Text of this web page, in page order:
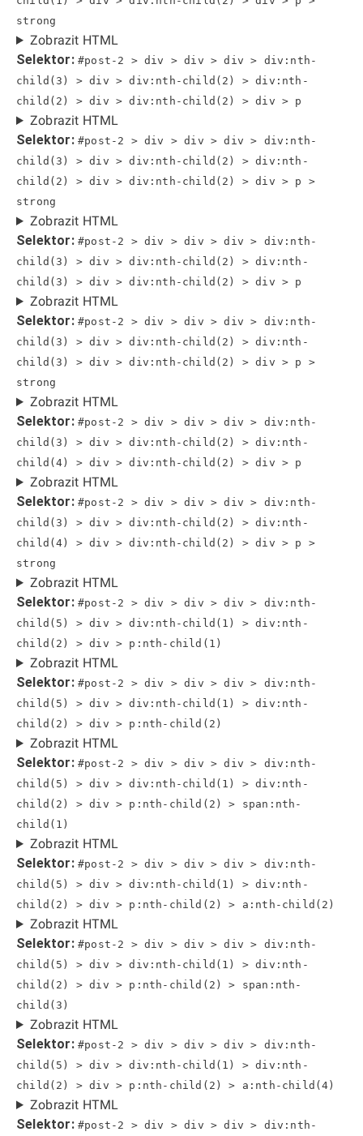
strong
Zobrazit HTML
Selektor: #post-2 > div > div > div > div:nth-
child(3) > div > div:nth-child(2) > div:nth-
child(2) > div > div:nth-child(2) > div > p
Zobrazit HTML
Selektor: #post-2 > div > div > div > div:nth-
child(3) > div > div:nth-child(2) > div:nth-
child(2) > div > div:nth-child(2) > div > p >
strong
Zobrazit HTML
Selektor: #post-2 > div > div > div > div:nth-
child(3) > div > div:nth-child(2) > div:nth-
child(3) > div > div:nth-child(2) > div > p
Zobrazit HTML
Selektor: #post-2 > div > div > div > div:nth-
child(3) > div > div:nth-child(2) > div:nth-
child(3) > div > div:nth-child(2) > div > p >
strong
Zobrazit HTML
Selektor: #post-2 > div > div > div > div:nth-
child(3) > div > div:nth-child(2) > div:nth-
child(4) > div > div:nth-child(2) > div > p
Zobrazit HTML
Selektor: #post-2 > div > div > div > div:nth-
child(3) > div > div:nth-child(2) > div:nth-
child(4) > div > div:nth-child(2) > div > p >
strong
Zobrazit HTML
Selektor: #post-2 > div > div > div > div:nth-
child(5) > div > div:nth-child(1) > div:nth-
child(2) > div > p:nth-child(1)
Zobrazit HTML
Selektor: #post-2 > div > div > div > div:nth-
child(5) > div > div:nth-child(1) > div:nth-
child(2) > div > p:nth-child(2)
Zobrazit HTML
Selektor: #post-2 > div > div > div > div:nth-
child(5) > div > div:nth-child(1) > div:nth-
child(2) > div > p:nth-child(2) > span:nth-
child(1)
Zobrazit HTML
Selektor: #post-2 > div > div > div > div:nth-
child(5) > div > div:nth-child(1) > div:nth-
child(2) > div > p:nth-child(2) > a:nth-child(2)
Zobrazit HTML
Selektor: #post-2 > div > div > div > div:nth-
child(5) > div > div:nth-child(1) > div:nth-
child(2) > div > p:nth-child(2) > span:nth-
child(3)
Zobrazit HTML
Selektor: #post-2 > div > div > div > div:nth-
child(5) > div > div:nth-child(1) > div:nth-
child(2) > div > p:nth-child(2) > a:nth-child(4)
Zobrazit HTML
Selektor: #post-2 > div > div > div > div:nth-